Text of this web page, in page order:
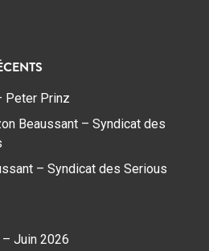
Peter Prinz
Beaussant – Syndicat des
– Syndicat des Serious
Juin 2026